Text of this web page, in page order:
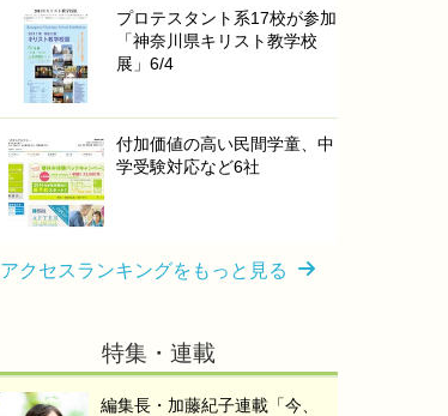
プロテスタント系17校が参加
「神奈川県キリスト教学校
展」6/4
付加価値の高い民間学童、中
学受験対応など6社
アクセスランキングをもっと見る
特集・連載
編集長・加藤紀子連載「今、